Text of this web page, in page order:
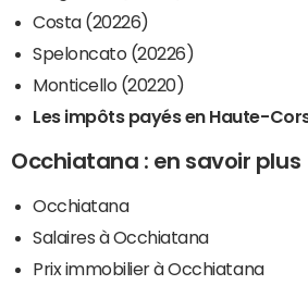
Costa (20226)
Speloncato (20226)
Monticello (20220)
Les impôts payés en Haute-
Occhiatana : en savoir plus
Occhiatana
Salaires à Occhiatana
Prix immobilier à Occhiatana